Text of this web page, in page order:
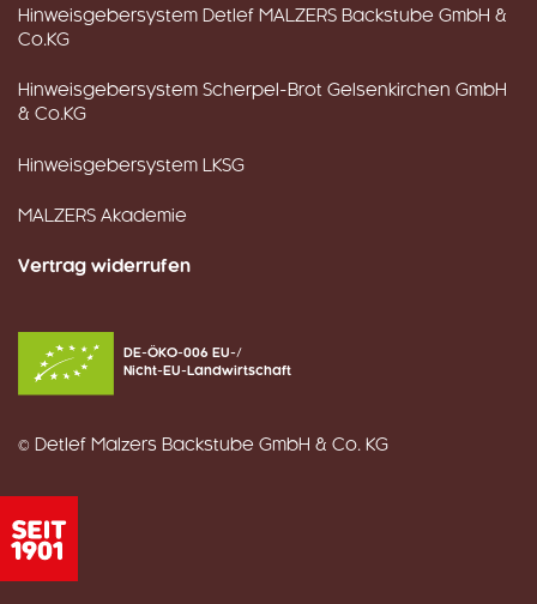
Hinweisgebersystem Detlef MALZERS Backstube GmbH &
Co.KG
Hinweisgebersystem Scherpel-Brot Gelsenkirchen GmbH
& Co.KG
Hinweisgebersystem LKSG
MALZERS Akademie
Vertrag widerrufen
DE-ÖKO-006 EU-/
Nicht-EU-Landwirtschaft
© Detlef Malzers Backstube GmbH & Co. KG